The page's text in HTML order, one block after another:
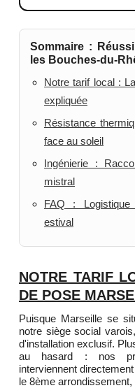
Sommaire :
les Bouches-du-
Notre tarif local :
expliquée
Résistance
face au soleil
Ingénierie :
mistral
FAQ :
estival
NOTRE TARIF
DE POSE
Puisque Marseille se
notre siège social
d'installation exclusif.
au hasard : nos
interviennent
le 8ème